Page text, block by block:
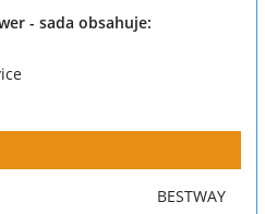
- sada obsahuje:
BESTWAY